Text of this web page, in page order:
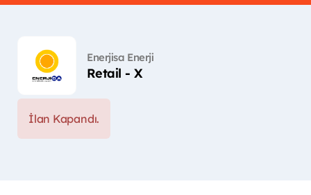
Enerjisa Enerji
Retail - X
İlan Kapandı.